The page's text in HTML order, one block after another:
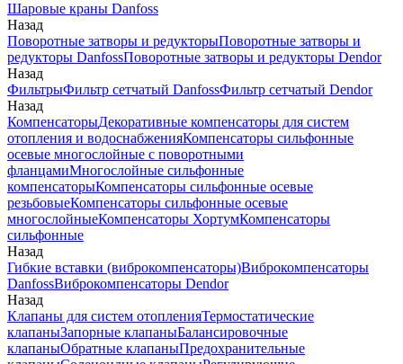
Шаровые краны Danfoss
Назад
Поворотные затворы и редукторыПоворотные затворы и
редукторы DanfossПоворотные затворы и редукторы Dendor
Назад
ФильтрыФильтр сетчатый DanfossФильтр сетчатый Dendor
Назад
КомпенсаторыДекоративные компенсаторы для систем
отопления и водоснабженияКомпенсаторы сильфонные
осевые многослойные с поворотными
фланцамиМногослойные сильфонные
компенсаторыКомпенсаторы сильфонные осевые
резьбовыеКомпенсаторы сильфонные осевые
многослойныеКомпенсаторы ХортумКомпенсаторы
сильфонные
Назад
Гибкие вставки (виброкомпенсаторы)Виброкомпенсаторы
DanfossВиброкомпенсаторы Dendor
Назад
Клапаны для систем отопленияТермостатические
клапаныЗапорные клапаныБалансировочные
клапаныОбратные клапаныПредохранительные